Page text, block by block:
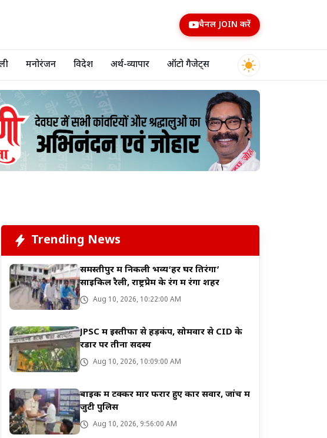
चैनल JOIN करें
मनोरंजन विदेश अर्थ-व्यापार ऑटो गैजेट्स
❯
Trending News
समस्तीपुर में निकली भव्य‘हर घर तिरंगा’
साइकिल रैली, राष्ट्रप्रेम के रंग में रंगा शहर
Aug 10, 2026, 10:22:00 AM
JPSC में इस्तीफों से हड़कंप, सोमवार से CID के
रडार पर तीनों सदस्य
Aug 10, 2026, 10:09:00 AM
बाइक में टक्कर मार फरार हुए कार सवार, जांच में
जुटी पुलिस
Aug 10, 2026, 9:56:00 AM